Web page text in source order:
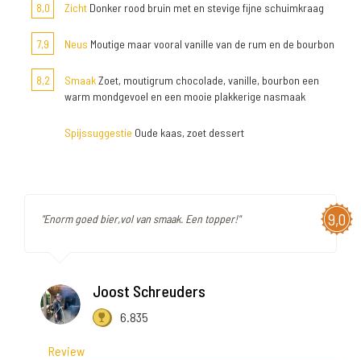
8,0
Zicht Donker rood bruin met en stevige fijne schuimkraag
7,9 Neus Moutige maar vooral vanille van de rum en de bourbon
8,2 SmaakZoet, moutigrum chocolade, vanille, bourbon een
warm mondgevoel en een mooie plakkerige nasmaak
Spijssuggestie Oude kaas, zoet dessert
9,0
"Enorm goed bier,vol van smaak. Een topper!"
Joost Schreuders
6.835
Review